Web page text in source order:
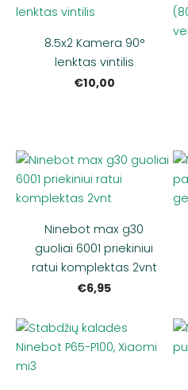
8.5x2 Kamera 90°
lenktas vintilis
€10,00
Ninebot max g30
guoliai 6001 priekiniui
ratui komplektas 2vnt
€6,95